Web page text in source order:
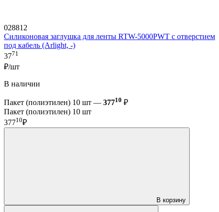
028812
Силиконовая заглушка для ленты RTW-5000PWT с отверстием
под кабель (Arlight, -)
3771
₽/шт
В наличии
Пакет (полиэтилен) 10 шт — 37710 ₽
Пакет (полиэтилен) 10 шт
37710₽
В корзину